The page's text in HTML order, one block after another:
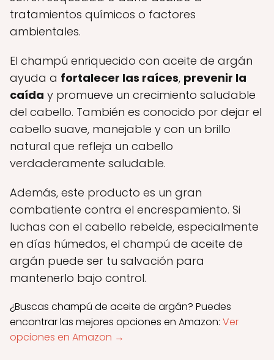
tratamientos químicos o factores
ambientales.
El champú enriquecido con aceite de argán
ayuda a fortalecer las raíces, prevenir la
caída y promueve un crecimiento saludable
del cabello. También es conocido por dejar el
cabello suave, manejable y con un brillo
natural que refleja un cabello
verdaderamente saludable.
Además, este producto es un gran
combatiente contra el encrespamiento. Si
luchas con el cabello rebelde, especialmente
en días húmedos, el champú de aceite de
argán puede ser tu salvación para
mantenerlo bajo control.
¿Buscas champú de aceite de argán? Puedes
encontrar las mejores opciones en Amazon: Ver
opciones en Amazon →